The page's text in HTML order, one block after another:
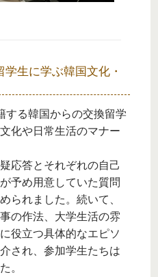
学生に学ぶ韓国文化・
る韓国からの交換留学
化や日常生活のマナー
応答とそれぞれの自己
予め用意していた質問
られました。続いて、
の作法、大学生活の雰
役立つ具体的なエピソ
され、参加学生たちは
。